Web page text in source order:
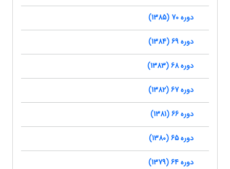
دوره 70 (1385)
دوره 69 (1384)
دوره 68 (1383)
دوره 67 (1382)
دوره 66 (1381)
دوره 65 (1380)
دوره 64 (1379)